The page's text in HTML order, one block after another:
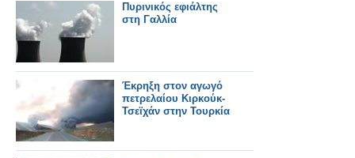
Πυρινικός εφιάλτης
στη Γαλλία
Έκρηξη στον αγωγό
πετρελαίου Κιρκούκ-
Τσεϊχάν στην Τουρκία